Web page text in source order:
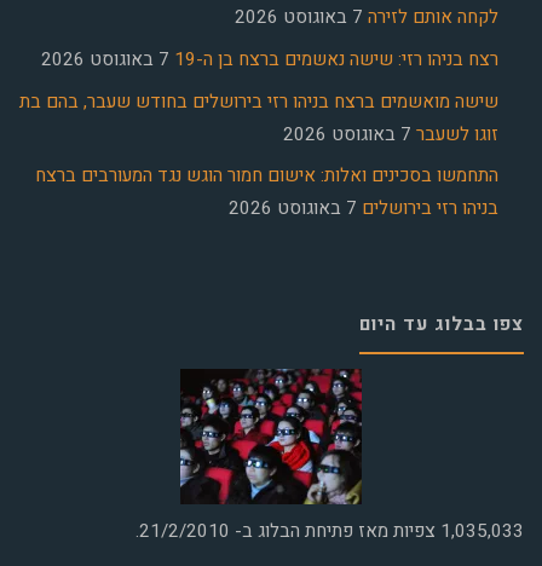
לקחה אותם לזירה 7 באוגוסט 2026
רצח בניהו רזי: שישה נאשמים ברצח בן ה-19
7 באוגוסט 2026
שישה מואשמים ברצח בניהו רזי בירושלים בחודש שעבר, בהם בת
זוגו לשעבר 7 באוגוסט 2026
התחמשו בסכינים ואלות: אישום חמור הוגש נגד המעורבים ברצח
בניהו רזי בירושלים 7 באוגוסט 2026
צפו בבלוג עד היום
1,035,033 צפיות מאז פתיחת הבלוג ב- 21/2/2010.